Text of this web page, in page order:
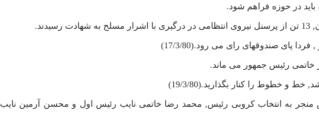
بايد در حوزه فراهم شود.
پاى صندوقهاى راى مى رود.(17/3/80)
خاتمى رئيس جمهور مى ماند.
خط و خطوط را كنار بگذاريد.(19/3/80)
منجر به انتخاب كروبى رئيس, محمد رضا خاتمى نايب رئيس اول و محسن آرمين